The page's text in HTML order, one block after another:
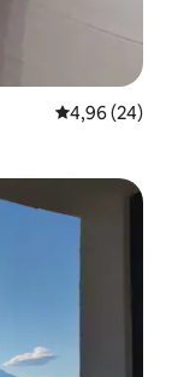
5 üzerinden
4,96 (24)